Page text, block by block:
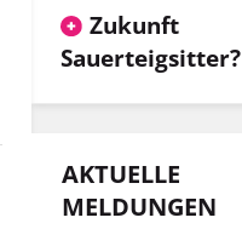
Zukunft
Sauerteigsitter?
AKTUELLE
MELDUNGEN